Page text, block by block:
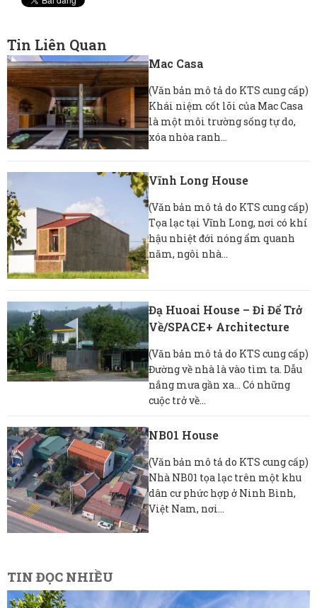
Tin Liên Quan
Mac Casa
(Văn bản mô tả do KTS cung cấp)
Khái niệm cốt lõi của Mac Casa
là một môi trường sống tự do,
xóa nhòa ranh...
Vĩnh Long House
(Văn bản mô tả do KTS cung cấp)
Tọa lạc tại Vĩnh Long, nơi có khí
hậu nhiệt đới nóng ẩm quanh
năm, ngôi nhà...
Đạ Huoai House – Đi Để Trở
Về/SPACE+ Architecture
(Văn bản mô tả do KTS cung cấp)
Đường về nhà là vào tìm ta. Dẫu
nắng mưa gần xa… Có những
cuộc trở về...
NB01 House
(Văn bản mô tả do KTS cung cấp)
Nhà NB01 tọa lạc trên một khu
dân cư phức hợp ở Ninh Bình,
Việt Nam, nơi...
TIN ĐỌC NHIỀU